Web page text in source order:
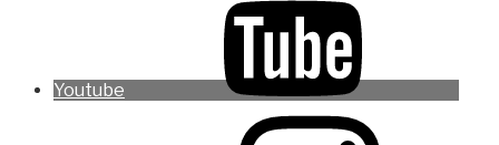
Youtube